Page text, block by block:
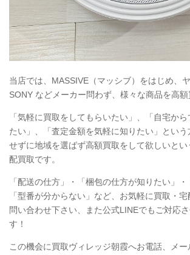
当店では、MASSIVE（マッシブ）をはじめ、ヤ
SONY などメーカー問わず、様々な商品を高額
「気軽に買取をしてもらいたい」、「自宅か
たい」、「査定金額を気軽に知りたい」とい
せずに地域を選ばず高額買取をして欲しいと
配買取です。
「配送の仕方」・「梱包の仕方が知りたい」・
「型番が分からない」など、お気軽に買取・
問い合わせ下さい、また公式LINEでもご対応
す！
この機会に買取ヴィレッジ朝霞へお電話、メ